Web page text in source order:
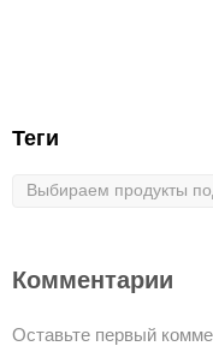
Теги
Выбираем продукты
Комментарии
Оставьте первый